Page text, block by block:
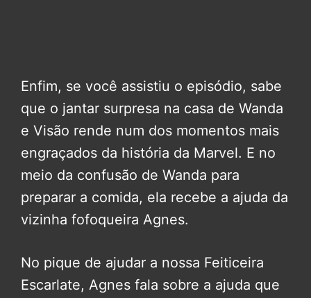
Enfim, se você assistiu o episódio, sabe
que o jantar surpresa na casa de Wanda
e Visão rende num dos momentos mais
engraçados da história da Marvel. E no
meio da confusão de Wanda para
preparar a comida, ela recebe a ajuda da
vizinha fofoqueira Agnes.
No pique de ajudar a nossa Feiticeira
Escarlate, Agnes fala sobre a ajuda que